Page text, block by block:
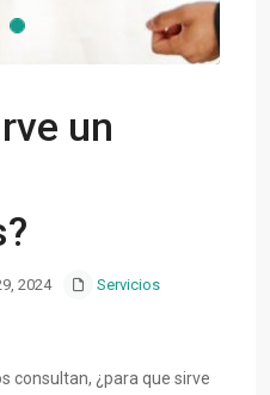
un
2024
Servicios
consultan, ¿para que sirve